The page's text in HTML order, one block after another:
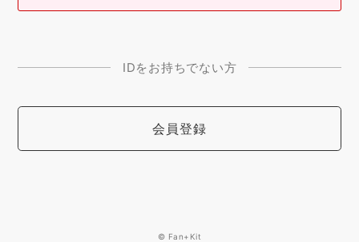
IDをお持ちでない方
会員登録
© Fan+Kit